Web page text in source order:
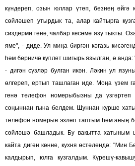
күндереп, озын юллар үтеп, безнең өйгә
сөйләшеп утырдык та, алар кайтырга
сиздерми генә, чалбар кесәмә язу тыкты.
яме", - диде. Ул миңа биргән кәгазь
һәм берничә куплет шигырь язылган, ә
- дигән сүзләр булган икән. Ләкин ул
өлгереп, ертып ташлаган иде. Моңа үзем
генә телефон номерыбызны да
соңыннан гына белдем. Шуннан күрше
телефон номерын эзләп таптым һәм аның
сөйләшә башладык. Бу вакытта хатыным
кайта дигән көнне, кухня өстәлендә: "Мин
калдырып, юлга кузгалдым. Күрешү-